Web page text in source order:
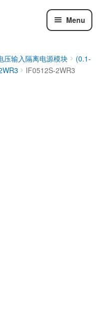
Menu
压输入隔离电源模块
(0.1-
IF0512S-2WR3